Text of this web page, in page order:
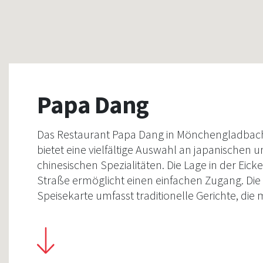
Papa Dang
Das Restaurant Papa Dang in
bietet eine vielfältige Auswahl an japanischen
chinesischen Spezialitäten. Die Lage in der
Straße ermöglicht einen einfachen Zugang. Die
Speisekarte umfasst traditionelle Gerichte, die
Geschmackserlebnis bieten.